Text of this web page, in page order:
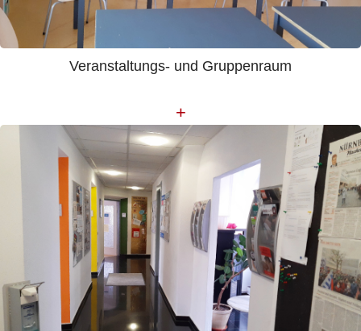
Veranstaltungs- und Gruppenraum
+